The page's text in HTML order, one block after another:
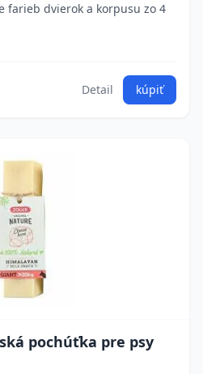
farieb dvierok a korpusu zo 4
Detail kúpiť
pochúťka pre psy